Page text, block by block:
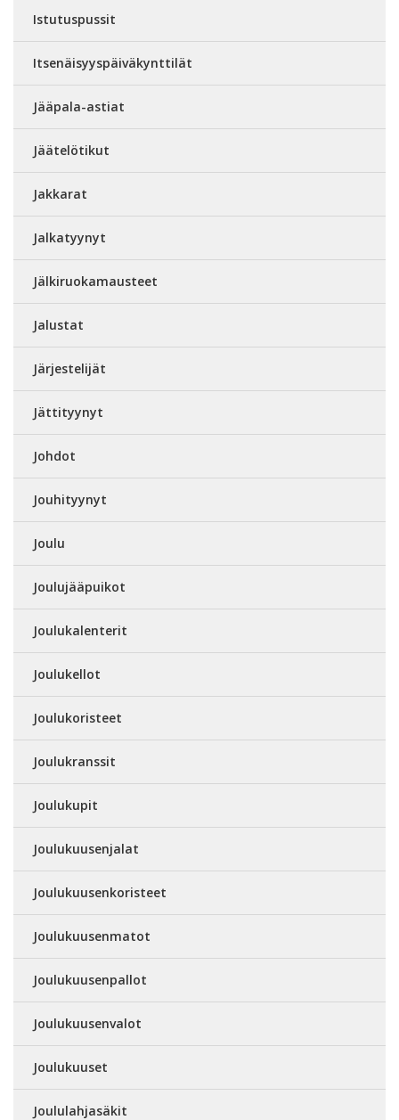
Istutuspussit
Itsenäisyyspäiväkynttilät
Jääpala-astiat
Jäätelötikut
Jakkarat
Jalkatyynyt
Jälkiruokamausteet
Jalustat
Järjestelijät
Jättityynyt
Johdot
Jouhityynyt
Joulu
Joulujääpuikot
Joulukalenterit
Joulukellot
Joulukoristeet
Joulukranssit
Joulukupit
Joulukuusenjalat
Joulukuusenkoristeet
Joulukuusenmatot
Joulukuusenpallot
Joulukuusenvalot
Joulukuuset
Joululahjasäkit